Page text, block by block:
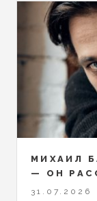
МИХАИЛ
— ОН
31.07.2026